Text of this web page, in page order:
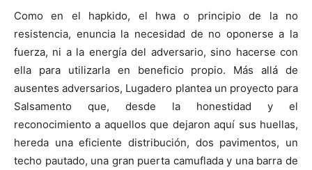
Como en el hapkido, el hwa o principio de la no
resistencia, enuncia la necesidad de no oponerse a la
fuerza, ni a la energía del adversario, sino hacerse con
ella para utilizarla en beneficio propio. Más allá de
ausentes adversarios, Lugadero plantea un proyecto para
Salsamento que, desde la honestidad y el
reconocimiento a aquellos que dejaron aquí sus huellas,
hereda una eficiente distribución, dos pavimentos, un
techo pautado, una gran puerta camuflada y una barra de